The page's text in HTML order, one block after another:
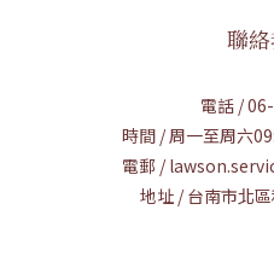
聯
電話 /
時間 / 周一至周六
電郵 /
地址 / 台南市北